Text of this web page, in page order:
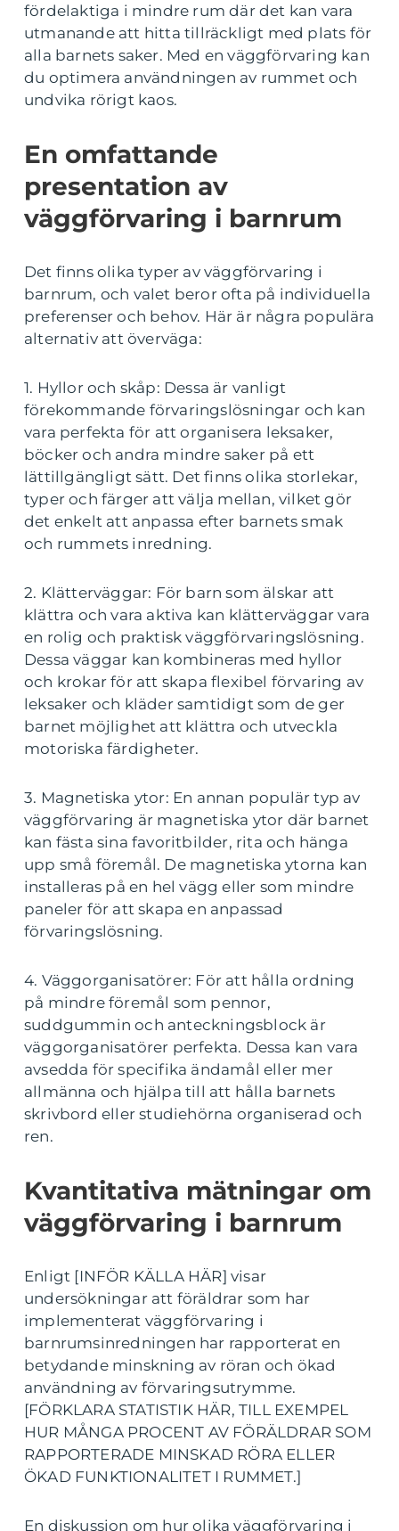
fördelaktiga i mindre rum där det kan vara
utmanande att hitta tillräckligt med plats för
alla barnets saker. Med en väggförvaring kan
du optimera användningen av rummet och
undvika rörigt kaos.
En omfattande
presentation av
väggförvaring i barnrum
Det finns olika typer av väggförvaring i
barnrum, och valet beror ofta på individuella
preferenser och behov. Här är några populära
alternativ att överväga:
1. Hyllor och skåp: Dessa är vanligt
förekommande förvaringslösningar och kan
vara perfekta för att organisera leksaker,
böcker och andra mindre saker på ett
lättillgängligt sätt. Det finns olika storlekar,
typer och färger att välja mellan, vilket gör
det enkelt att anpassa efter barnets smak
och rummets inredning.
2. Klätterväggar: För barn som älskar att
klättra och vara aktiva kan klätterväggar vara
en rolig och praktisk väggförvaringslösning.
Dessa väggar kan kombineras med hyllor
och krokar för att skapa flexibel förvaring av
leksaker och kläder samtidigt som de ger
barnet möjlighet att klättra och utveckla
motoriska färdigheter.
3. Magnetiska ytor: En annan populär typ av
väggförvaring är magnetiska ytor där barnet
kan fästa sina favoritbilder, rita och hänga
upp små föremål. De magnetiska ytorna kan
installeras på en hel vägg eller som mindre
paneler för att skapa en anpassad
förvaringslösning.
4. Väggorganisatörer: För att hålla ordning
på mindre föremål som pennor,
suddgummin och anteckningsblock är
väggorganisatörer perfekta. Dessa kan vara
avsedda för specifika ändamål eller mer
allmänna och hjälpa till att hålla barnets
skrivbord eller studiehörna organiserad och
ren.
Kvantitativa mätningar om
väggförvaring i barnrum
Enligt [INFÖR KÄLLA HÄR] visar
undersökningar att föräldrar som har
implementerat väggförvaring i
barnrumsinredningen har rapporterat en
betydande minskning av röran och ökad
användning av förvaringsutrymme.
[FÖRKLARA STATISTIK HÄR, TILL EXEMPEL
HUR MÅNGA PROCENT AV FÖRÄLDRAR SOM
RAPPORTERADE MINSKAD RÖRA ELLER
ÖKAD FUNKTIONALITET I RUMMET.]
En diskussion om hur olika väggförvaring i